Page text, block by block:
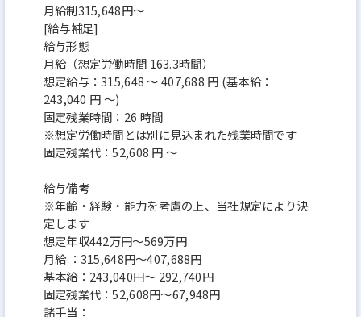
月給制315,648円～
[給与補足]
給与形態
月給（想定労働時間 163.3時間）
想定給与：315,648 ～ 407,688 円 (基本給：
243,040 円 ～)
固定残業時間：26 時間
※想定労働時間とは別に見込まれた残業時間です
固定残業代：52,608 円 ～
給与備考
※年齢・経験・能力を考慮の上、当社規定により決
定します
想定年収442万円～569万円
月給 ：315,648円～407,688円
基本給：243,040円～ 292,740円
固定残業代：52,608円～67,948円
諸手当：